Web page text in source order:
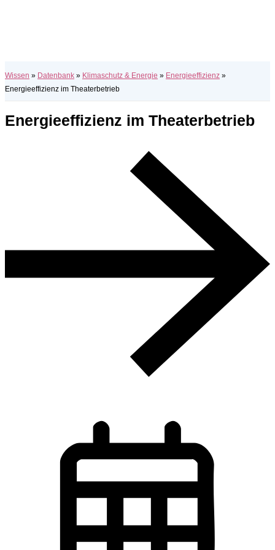
Wissen » Datenbank » Klimaschutz & Energie » Energieeffizienz »
Energieeffizienz im Theaterbetrieb
Energieeffizienz im Theaterbetrieb